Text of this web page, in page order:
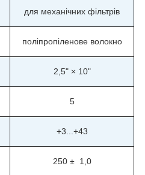
для механічних фільтрів
поліпропіленове волокно
2,5" × 10"
5
+3...+43
250 ± 1,0